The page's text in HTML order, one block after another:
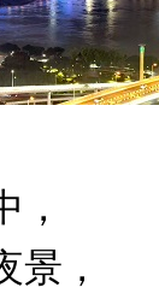
，
景，